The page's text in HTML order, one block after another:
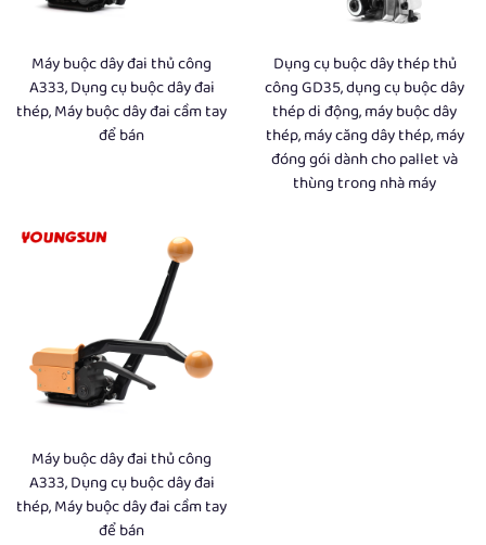
Máy buộc dây đai thủ công
A333, Dụng cụ buộc dây đai
thép, Máy buộc dây đai cầm tay
để bán
Dụng cụ buộc dây thép thủ
công GD35, dụng cụ buộc dây
thép di động, máy buộc dây
thép, máy căng dây thép, máy
đóng gói dành cho pallet và
thùng trong nhà máy
Máy buộc dây đai thủ công
A333, Dụng cụ buộc dây đai
thép, Máy buộc dây đai cầm tay
để bán